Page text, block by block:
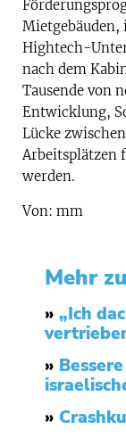
Hightech-
nach dem
Tausende von
Entwicklung,
Lücke
Arbeitsplätzen
werden.
Von: mm
Mehr
» „Ich
»
»